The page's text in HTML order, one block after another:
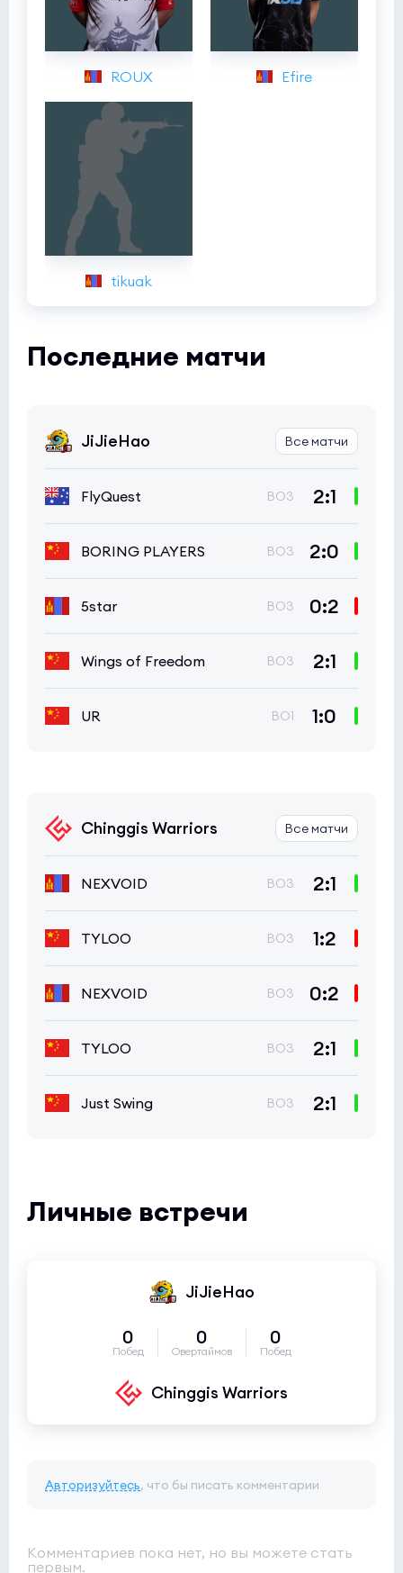
ROUX Efire
tikuak
Последние матчи
JiJieHao Все матчи
FlyQuest BO3 2:1
BORING PLAYERS BO3 2:0
5star BO3 0:2
Wings of Freedom BO3 2:1
UR BO1 1:0
Chinggis Warriors Все матчи
NEXVOID BO3 2:1
TYLOO BO3 1:2
NEXVOID BO3 0:2
TYLOO BO3 2:1
Just Swing BO3 2:1
Личные встречи
JiJieHao
0
Побед
0
Овертаймов
0
Побед
Chinggis Warriors
Авторизуйтесь, что бы писать комментарии
Комментариев пока нет, но вы можете стать
первым.